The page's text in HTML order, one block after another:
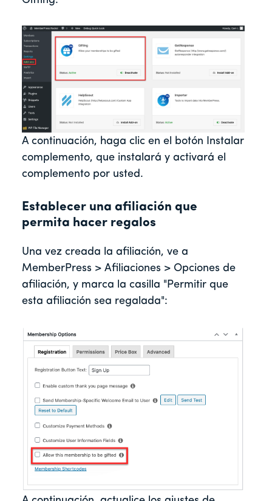
A continuación, haga clic en el botón Instalar
complemento, que instalará y activará el
complemento por usted.
Establecer una afiliación que
permita hacer regalos
Una vez creada la afiliación, ve a
MemberPress > Afiliaciones > Opciones de
afiliación, y marca la casilla "Permitir que
esta afiliación sea regalada":